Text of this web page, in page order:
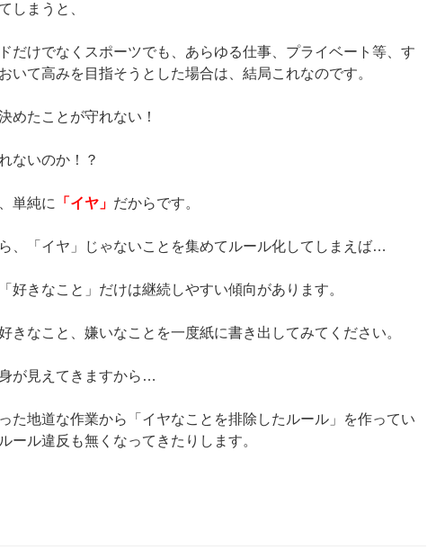
しまうと、
だけでなくスポーツでも、あらゆる仕事、プライベート等、す
いて高みを目指そうとした場合は、結局これなのです。
めたことが守れない！
ないのか！？
単純に 「イヤ」 だからです。
、「イヤ」じゃないことを集めてルール化してしまえば…
好きなこと」だけは継続しやすい傾向があります。
きなこと、嫌いなことを一度紙に書き出してみてください。
が見えてきますから…
た地道な作業から「イヤなことを排除したルール」を作ってい
ール違反も無くなってきたりします。